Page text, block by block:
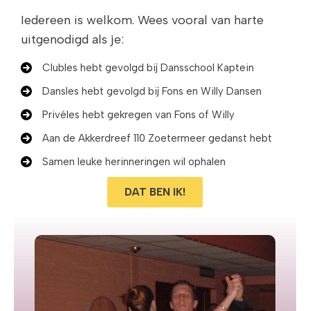
Iedereen is welkom. Wees vooral van harte
uitgenodigd als je:
Clubles hebt gevolgd bij Dansschool Kaptein
Dansles hebt gevolgd bij Fons en Willy Dansen
Privéles hebt gekregen van Fons of Willy
Aan de Akkerdreef 110 Zoetermeer gedanst hebt
Samen leuke herinneringen wil ophalen
DAT BEN IK!